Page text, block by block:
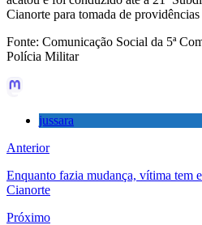
Cianorte para tomada de
Fonte: Comunicação Social da 5ª
Polícia Militar
jussara
Anterior
Enquanto fazia mudança, vítima tem
Cianorte
Próximo